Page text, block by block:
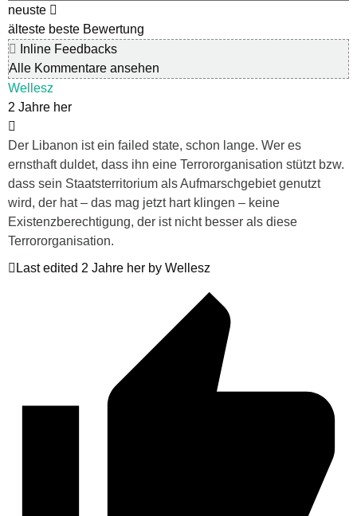
neuste
älteste beste Bewertung
Inline Feedbacks
Alle Kommentare ansehen
Wellesz
2 Jahre her
Der Libanon ist ein failed state, schon lange. Wer es
ernsthaft duldet, dass ihn eine Terrororganisation stützt bzw.
dass sein Staatsterritorium als Aufmarschgebiet genutzt
wird, der hat – das mag jetzt hart klingen – keine
Existenzberechtigung, der ist nicht besser als diese
Terrororganisation.
Last edited 2 Jahre her by Wellesz